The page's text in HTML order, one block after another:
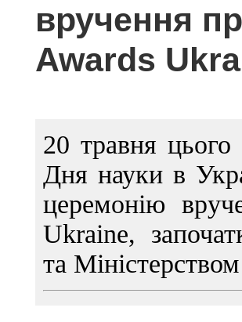
вручення
Awards
20 травня
Дня науки в
церемонію
Ukraine,
та